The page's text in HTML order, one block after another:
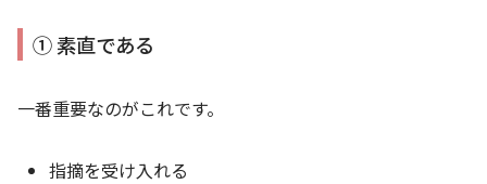
① 素直である
一番重要なのがこれです。
指摘を受け入れる